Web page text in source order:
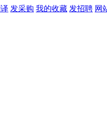
发采购 我的收藏 发招聘 网